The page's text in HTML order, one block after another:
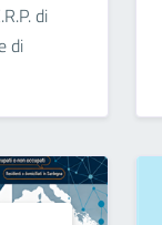
di
di